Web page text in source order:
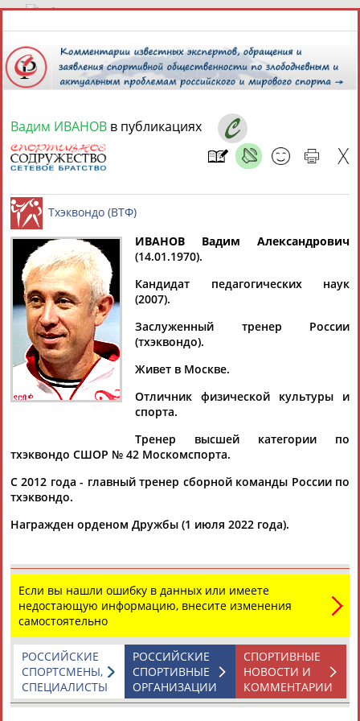
6 августа 2026 года,10:58
1персона
Вадим
ИВАНОВ
Ваш запрос: "Вадим Иванов"
Документы 1-10 из 29 найденных уникальных документов
1 2
Максим Храмцов: Я хочу выступать под флагом и гимном
...сам спортсмен. Ранее главный тренер сборной России
Вадим Иванов
(Проект:Информационное агентство СТАДИОН)
Тхэквондисты из России не выступят на играх Олимпиады в
Париже
... Об этом сообщил главный тренер сборной России по
тхэквондоВадим Иванов. 15 июня Международный
олимпийский комитет... ...не вызывает у меня ничего, кроме
сожаления", - сказалИванов. На прошлых летних
Олимпийских играх в Токио в 2021...
(Проект:Информационное агентство СТАДИОН
15.06.2024
Тренер сборной России по тхэквондо Вадим Иванов подвел
Вадим ИВАНОВ в публикациях
Тхэквондо (ВТФ)
ИВАНОВ Вадим Александрович
(14.01.1970).
Кандидат педагогических наук
(2007).
Заслуженный тренер России
(тхэквондо).
Живет в Москве.
Отличник физической культуры и
спорта.
Тренер высшей категории по
тхэквондо СШОР № 42 Москомспорта.
С 2012 года - главный тренер сборной команды России по
тхэквондо.
Награжден орденом Дружбы (1 июля 2022 года).
Если вы нашли ошибку в данных или имеете
недостающую информацию, внесите изменения
самостоятельно
СПОРТИВНЫЕ
НОВОСТИ И
КОММЕНТАРИИ
РОССИЙСКИЕ
СПОРТИВНЫЕ
ОРГАНИЗАЦИИ
РОССИЙСКИЕ
СПОРТСМЕНЫ,
СПЕЦИАЛИСТЫ